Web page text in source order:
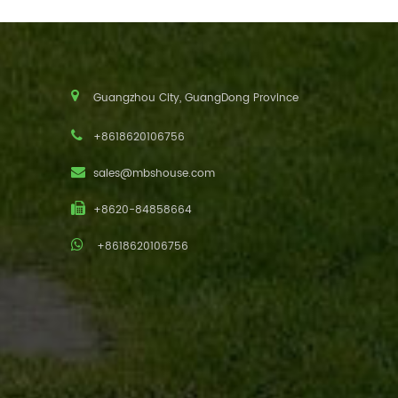
Guangzhou City, GuangDong Province
+8618620106756
sales@mbshouse.com
+8620-84858664
+8618620106756